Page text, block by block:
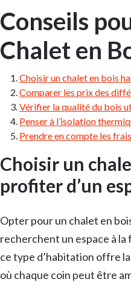
Conseils
Chalet en
Choisir un chalet en bois
Comparer les prix des
Vérifier la qualité du bois
Penser à l’isolation
Prendre en compte les
Choisir un
profiter d’un
Opter pour un chalet en
recherchent un espace à
ce type d’habitation offre
où chaque coin peut être